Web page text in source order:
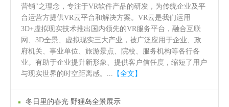
营销"之理念，专注于VR软件产品的研发，为传统企业及平
台运营方提供VR云平台和解决方案。VR云是我们运用
3D+虚拟现实技术推出国内领先的VR服务平台，融合互联
网、3D全景、虚拟现实三大产业，被广泛应用于企业、政
府机关、事业单位、旅游景点、院校、服务机构等各行各
业。有助于企业提升新形象、提供客户信任度，缩短了用户
与现实世界的时空距离感。... 【全文】
冬日里的春光 野狸岛全景展示